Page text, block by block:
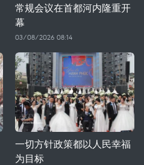
常规会议在首都河内隆重开
幕
03/08/2026 08:14
一切方针政策都以人民幸福
为目标